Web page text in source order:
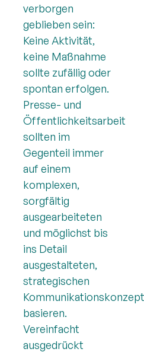
verborgen
geblieben sein:
Keine Aktivität,
keine Maßnahme
sollte zufällig oder
spontan erfolgen.
Presse- und
Öffentlichkeitsarbeit
sollten im
Gegenteil immer
auf einem
komplexen,
sorgfältig
ausgearbeiteten
und möglichst bis
ins Detail
ausgestalteten,
strategischen
Kommunikationskonzept
basieren.
Vereinfacht
ausgedrückt